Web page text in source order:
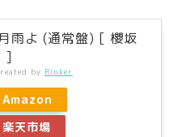
雨よ (通常盤) [ 櫻坂
]
by Rinker
Amazon
楽天市場